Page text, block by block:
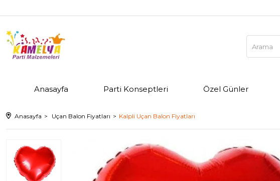
Anasayfa Parti Konseptleri Özel Günler
Anasayfa Uçan Balon Fiyatları Kalpli Uçan Balon Fiyatları